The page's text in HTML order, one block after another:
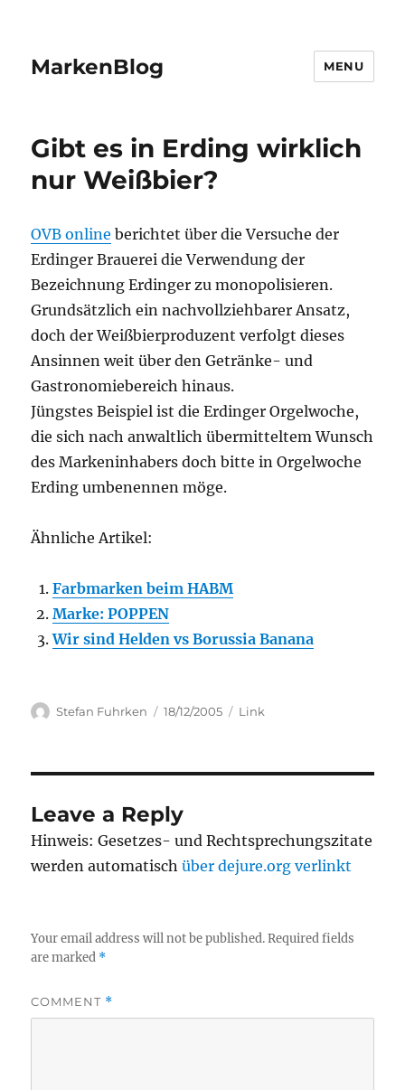
MarkenBlog MENU
Gibt es in Erding wirklich
nur Weißbier?
OVB online berichtet über die Versuche der
Erdinger Brauerei die Verwendung der
Bezeichnung Erdinger zu monopolisieren.
Grundsätzlich ein nachvollziehbarer Ansatz,
doch der Weißbierproduzent verfolgt dieses
Ansinnen weit über den Getränke- und
Gastronomiebereich hinaus.
Jüngstes Beispiel ist die Erdinger Orgelwoche,
die sich nach anwaltlich übermitteltem Wunsch
des Markeninhabers doch bitte in Orgelwoche
Erding umbenennen möge.
Ähnliche Artikel:
Farbmarken beim HABM
Marke: POPPEN
Wir sind Helden vs Borussia Banana
Author
Stefan Fuhrken
Posted
18/12/2005 Categories
Link
Leave a Reply
Hinweis: Gesetzes- und Rechtsprechungszitate
werden automatischüber dejure.org verlinkt
Your email address will not be published. Required fields
are marked *
COMMENT *